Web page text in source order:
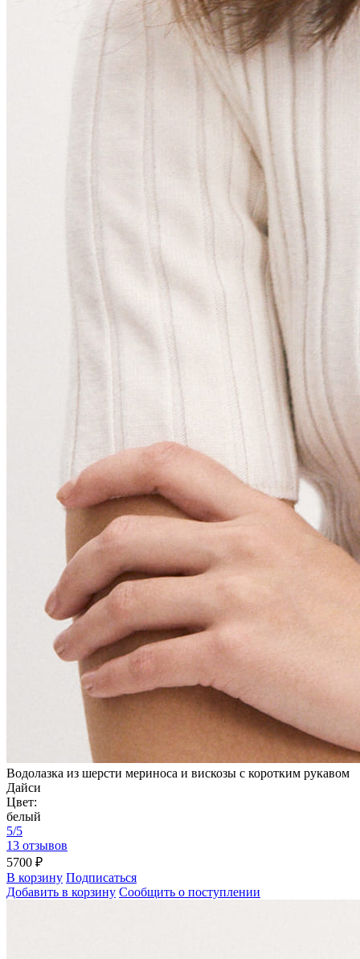
Водолазка из шерсти мериноса и вискозы с коротким рукавом
Дайси
Цвет:
белый
5/5
13 отзывов
5700 ₽
В корзину Подписаться
Добавить в корзину Сообщить о поступлении